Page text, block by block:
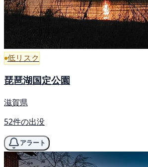
低リスク
琵琶湖国定公園
滋賀県
52件の出没
アラート